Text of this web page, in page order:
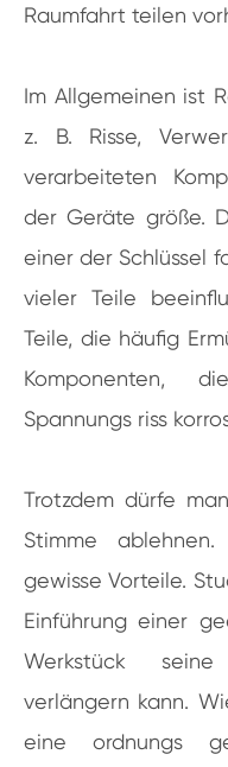
Raumfahrt teilen
Im Allgemeinen ist
z. B. Risse,
verarbeiteten
der Geräte größe.
einer der Schlüssel
vieler Teile
Teile, die häufig
Komponenten,
Spannungs riss
Trotzdem dürfe
Stimme
gewisse Vorteile.
Einführung einer
Werkstück
verlängern kann.
eine ordnungs